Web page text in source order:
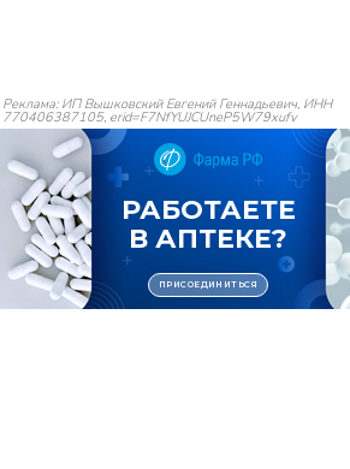
Реклама: ИП Вышковский Евгений Геннадьевич, ИНН
770406387105, erid=F7NfYUJCUneP5W79xufv